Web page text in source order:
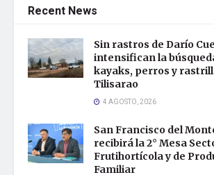
Recent News
Sin rastros de Darío
intensifican la
kayaks, perros y
Tilisarao
4 AGOSTO, 2026
San Francisco del
recibirá la 2° Mesa
Frutihortícola y de
Familiar